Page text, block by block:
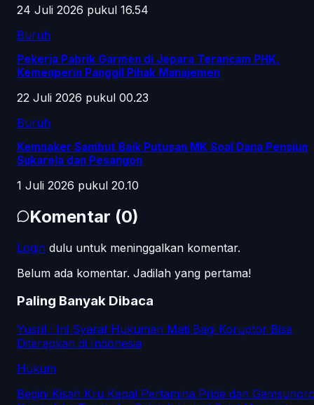
24 Juli 2026 pukul 16.54
Buruh
Pekerja Pabrik Garmen di Jepara Terancam PHK,
Kemenperin Panggil Pihak Manajemen
22 Juli 2026 pukul 00.23
Buruh
Kemnaker Sambut Baik Putusan MK Soal Dana Pensiun
Sukarela dan Pesangon
1 Juli 2026 pukul 20.10
Komentar (0)
Login dulu untuk meninggalkan komentar.
Belum ada komentar. Jadilah yang pertama!
Paling Banyak Dibaca
Yusril : Ini Syarat Hukuman Mati Bagi Koruptor Bisa
Diterapkan di Indonesia
Hukum
Begini Kisah Kru Kapal Pertamina Pride dan